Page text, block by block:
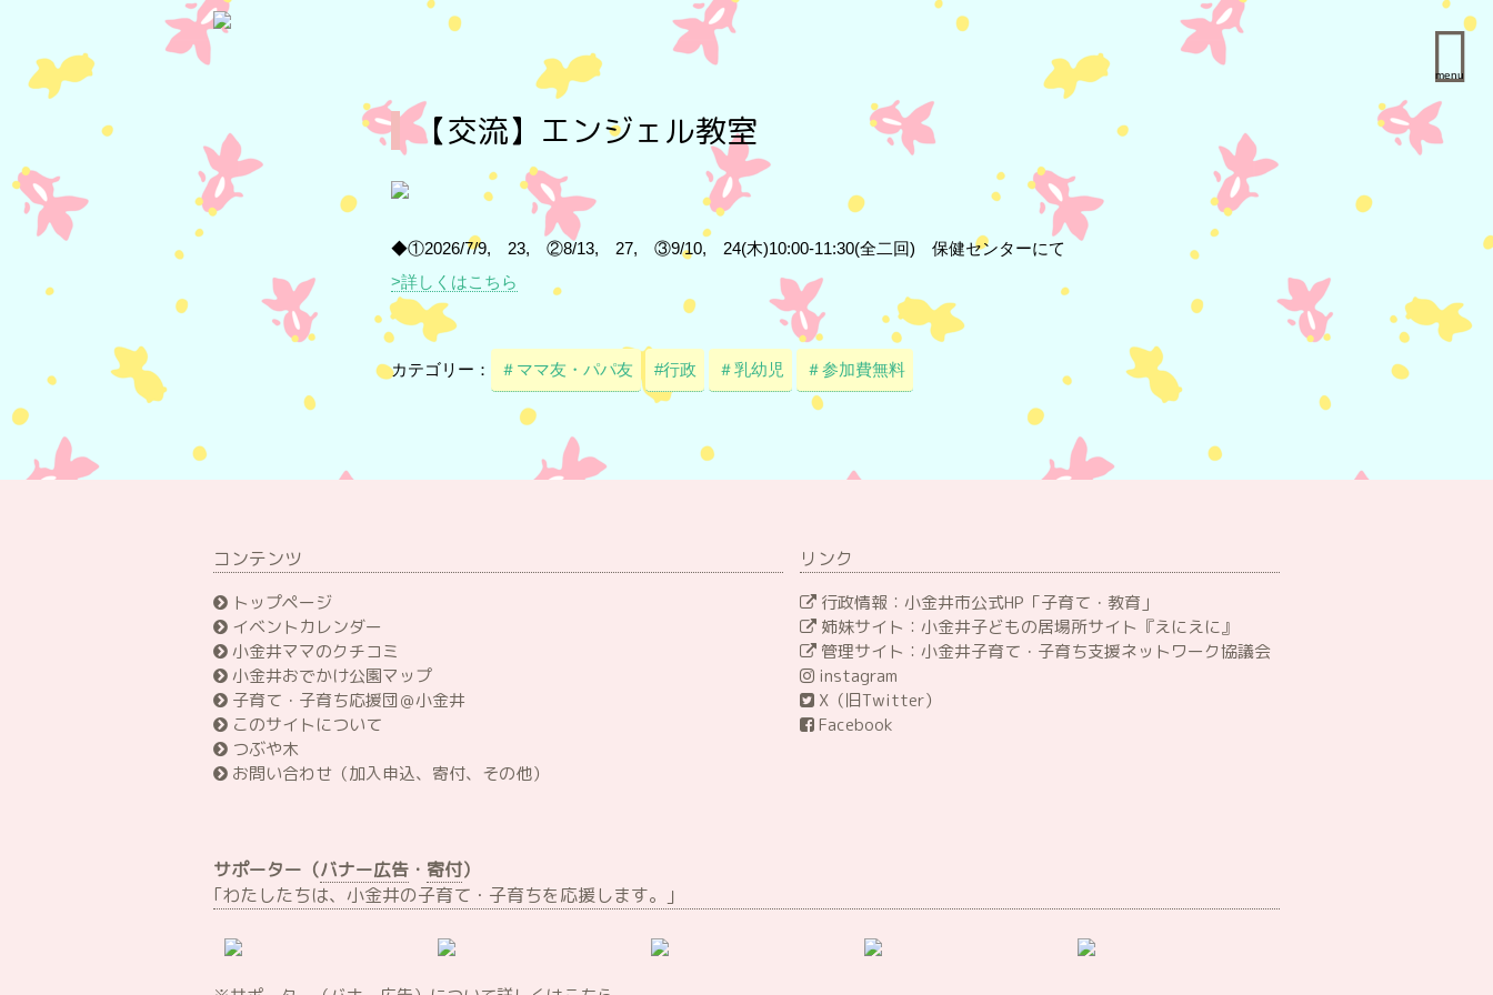
menu
【交流】エンジェル教室
◆①2026/7/9, 23, ②8/13, 27, ③9/10, 24(木)10:00-11:30(全二回) 保健センターにて
>詳しくはこちら
カテゴリー： ＃ママ友・パパ友 #行政 ＃乳幼児 ＃参加費無料
コンテンツ
トップページ
イベントカレンダー
小金井ママのクチコミ
小金井おでかけ公園マップ
子育て・子育ち応援団＠小金井
このサイトについて
つぶや木
お問い合わせ（加入申込、寄付、その他）
リンク
行政情報：小金井市公式HP「子育て・教育」
姉妹サイト：小金井子どもの居場所サイト『えにえに』
管理サイト：小金井子育て・子育ち支援ネットワーク協議会
instagram
X（旧Twitter）
Facebook
サポーター（バナー広告 ・ 寄付）
｢わたしたちは、小金井の子育て・子育ちを応援します。｣